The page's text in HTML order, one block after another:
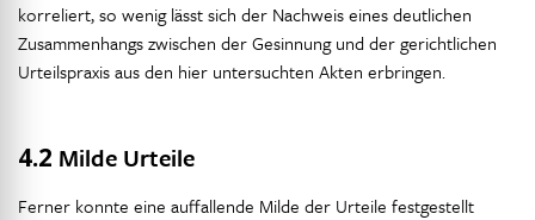
korreliert, so wenig lässt sich der Nachweis eines deutlichen
Zusammenhangs zwischen der Gesinnung und der gerichtlichen
Urteilspraxis aus den hier untersuchten Akten erbringen.
4.2 Milde Urteile
Ferner konnte eine auffallende Milde der Urteile festgestellt